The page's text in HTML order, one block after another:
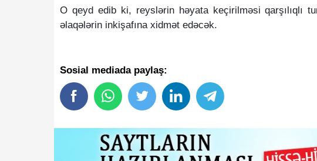
O qeyd edib ki, reyslərin həyata keçirilməsi qarşılıqlı
əlaqələrin inkişafına xidmət edəcək.
Sosial mediada paylaş: